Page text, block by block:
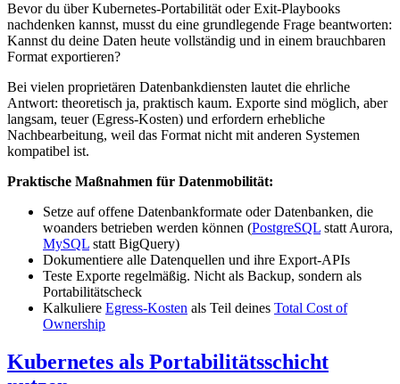
Bevor du über Kubernetes-Portabilität oder Exit-Playbooks
nachdenken kannst, musst du eine grundlegende Frage beantworten:
Kannst du deine Daten heute vollständig und in einem brauchbaren
Format exportieren?
Bei vielen proprietären Datenbankdiensten lautet die ehrliche
Antwort: theoretisch ja, praktisch kaum. Exporte sind möglich, aber
langsam, teuer (Egress-Kosten) und erfordern erhebliche
Nachbearbeitung, weil das Format nicht mit anderen Systemen
kompatibel ist.
Praktische Maßnahmen für Datenmobilität:
Setze auf offene Datenbankformate oder Datenbanken, die
woanders betrieben werden können (PostgreSQL statt Aurora,
MySQL statt BigQuery)
Dokumentiere alle Datenquellen und ihre Export-APIs
Teste Exporte regelmäßig. Nicht als Backup, sondern als
Portabilitätscheck
Kalkuliere Egress-Kosten als Teil deines Total Cost of
Ownership
Kubernetes als Portabilitätsschicht